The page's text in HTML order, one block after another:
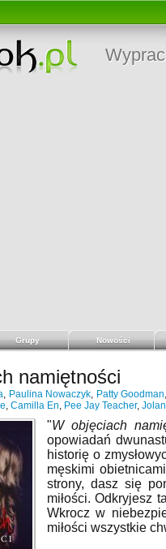
Grupy Nowości
namiętności
, Paulina Nowaczyk, Patty Goodman
, Camilla En, Pee Jay Teacher,
"W objęciach
opowiadań
historię o
męskimi
strony, dasz się
miłości. Odkryjesz
Wkrocz w
miłości wszystkie